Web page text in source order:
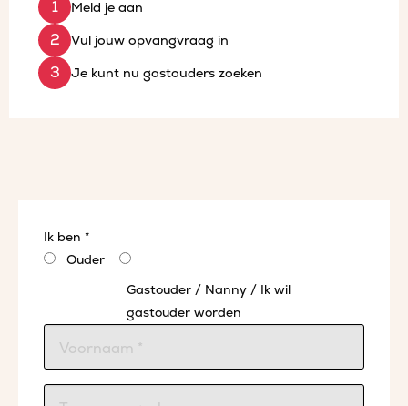
Meld je aan
Vul jouw opvangvraag in
Je kunt nu gastouders zoeken
Ik ben *
Ouder
Gastouder / Nanny / Ik wil
gastouder worden